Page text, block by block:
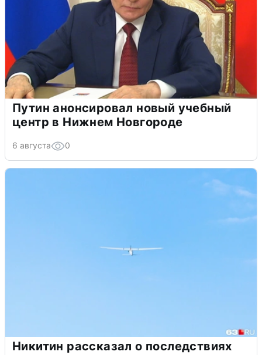
Путин анонсировал новый учебный
центр в Нижнем Новгороде
6 августа 0
Никитин рассказал о последствиях